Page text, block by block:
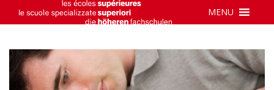
MENU